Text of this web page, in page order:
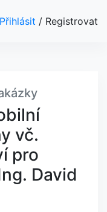
Přihlásit / Registrovat
vč.
pro
David